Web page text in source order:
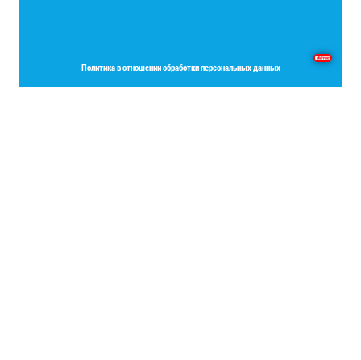
Политика в отношении обработки персональных данных